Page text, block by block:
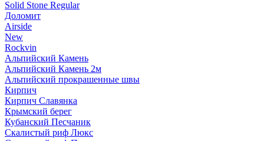
Solid Stone Regular
Доломит
Airside
New
Rockvin
Альпийский Камень
Альпийский Камень 2м
Альпийский прокрашенные швы
Кирпич
Кирпич Славянка
Крымский берег
Кубанский Песчаник
Скалистый риф Люкс